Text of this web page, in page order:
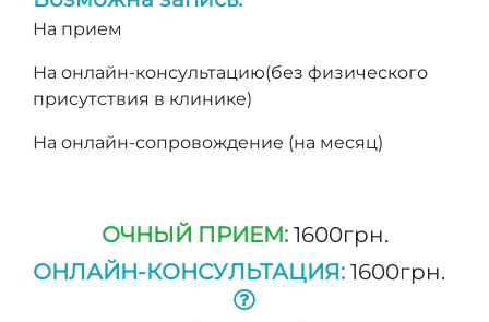
На прием
На онлайн-консультацию(без физического
присутствия в клинике)
На онлайн-сопровождение (на месяц)
ОЧНЫЙ ПРИЕМ: 1600грн.
ОНЛАЙН-КОНСУЛЬТАЦИЯ: 1600грн.